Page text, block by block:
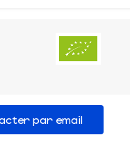
par email